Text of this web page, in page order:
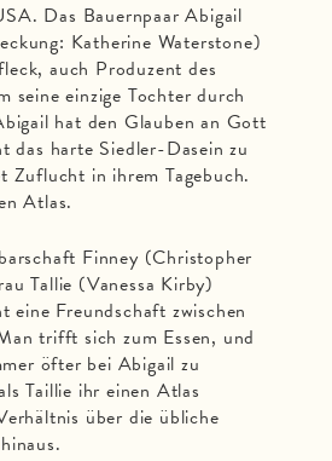
Das Bauernpaar Abigail
Katherine Waterstone)
auch Produzent des
seine einzige Tochter durch
hat den Glauben an Gott
das harte Siedler-Dasein zu
Zuflucht in ihrem Tagebuch.
Atlas.
Finney (Christopher
Tallie (Vanessa Kirby)
eine Freundschaft zwischen
trifft sich zum Essen, und
öfter bei Abigail zu
Taillie ihr einen Atlas
über die übliche